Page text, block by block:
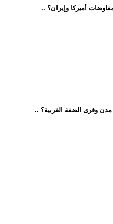
أميركا وإيران؟
مدن وقرى الضفة الغربية؟